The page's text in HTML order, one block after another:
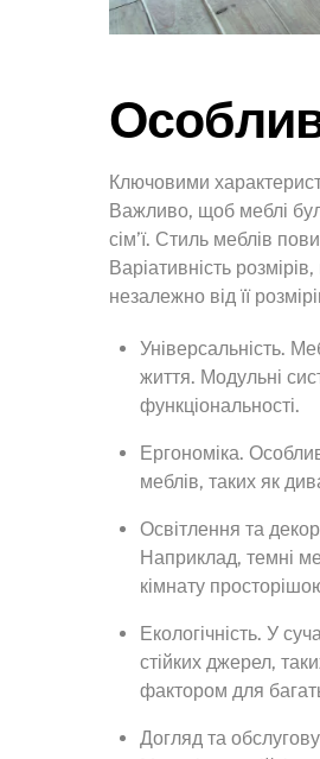
Ключовими
Важливо, щоб меблі
сім’ї. Стиль меблів
Варіативність
незалежно від її
Універсальність.
життя. Модульні
функціональності.
Ергономіка.
меблів, таких як
Освітлення та
Наприклад, темні
кімнату
Екологічність. У
стійких джерел,
фактором для
Догляд та